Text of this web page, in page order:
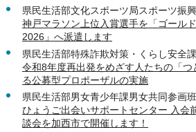
県民生活部文化スポーツ局スポーツ振
神戸マラソン上位入賞選手を「ゴール
2026」へ派遣します
県民生活部特殊詐欺対策・くらし安全
令和8年度再出発をめざす人たちの「
る公募型プロポーザルの実施
県民生活部男女青少年課男女共同参画班
ひょうご出会いサポートセンター 入会
談会を加西市で開催します！